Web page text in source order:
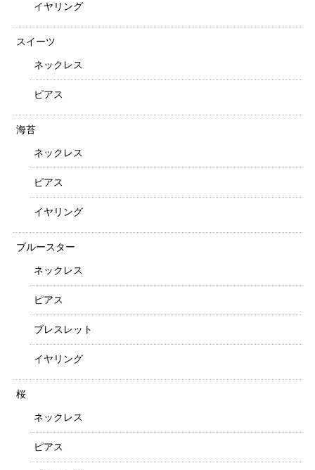
イヤリング
スイーツ
ネックレス
ピアス
海苔
ネックレス
ピアス
イヤリング
ブルースター
ネックレス
ピアス
ブレスレット
イヤリング
桜
ネックレス
ピアス